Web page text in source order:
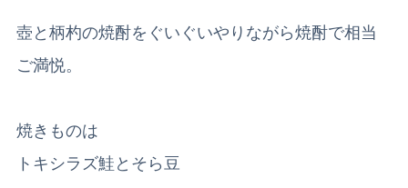
壺と柄杓の焼酎をぐいぐいやりながら焼酎で相当
ご満悦。
焼きものは
トキシラズ鮭とそら豆